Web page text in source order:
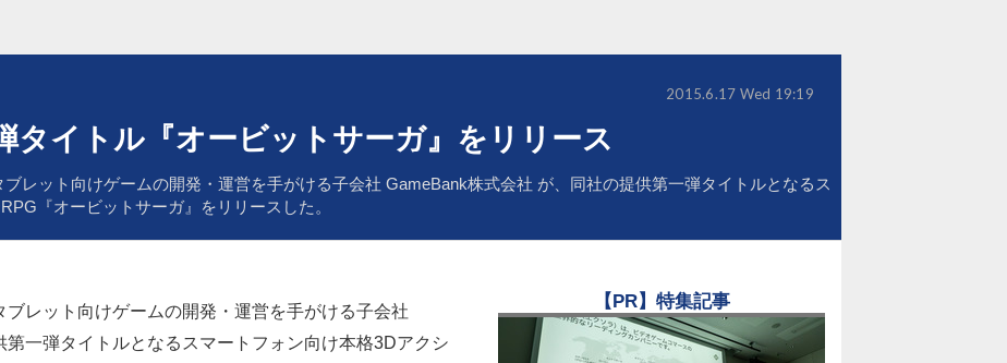
タイトル『オービットサーガ』をリリース
レット向けゲームの開発・運営を手がける子会社 GameBank株式会社 が、同社の提供第一弾タイトルとなるス
『オービットサーガ』をリリースした。
2015.6.17 Wed 19:19
ブレット向けゲームの開発・運営を手がける子会社
第一弾タイトルとなるスマートフォン向け本格3Dアクシ
【PR】特集記事